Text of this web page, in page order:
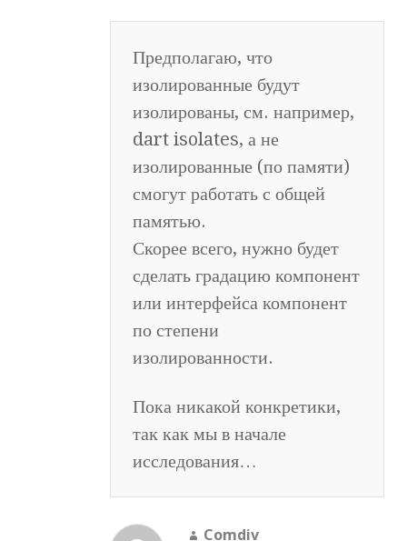
Предполагаю, что
изолированные будут
изолированы, см. например,
dart isolates, а не
изолированные (по памяти)
смогут работать с общей
памятью.
Скорее всего, нужно будет
сделать градацию компонент
или интерфейса компонент
по степени
изолированности.
Пока никакой конкретики,
так как мы в начале
исследования…
Comdiv